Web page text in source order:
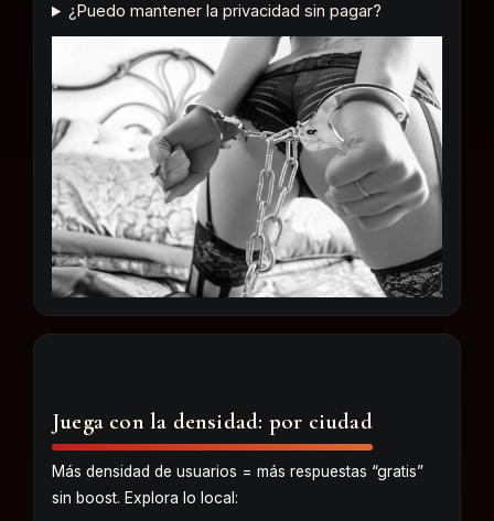
¿Puedo mantener la privacidad sin pagar?
Juega con la densidad: por ciudad
Más densidad de usuarios = más respuestas “gratis”
sin boost. Explora lo local: